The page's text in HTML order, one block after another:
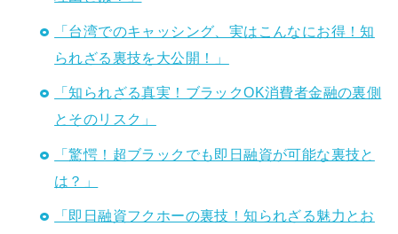
「台湾でのキャッシング、実はこんなにお得！知
られざる裏技を大公開！」
「知られざる真実！ブラックOK消費者金融の裏側
とそのリスク」
「驚愕！超ブラックでも即日融資が可能な裏技と
は？」
「即日融資フクホーの裏技！知られざる魅力とお